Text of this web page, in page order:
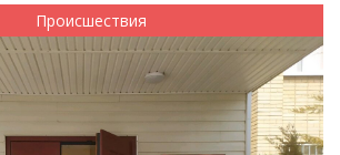
Происшествия